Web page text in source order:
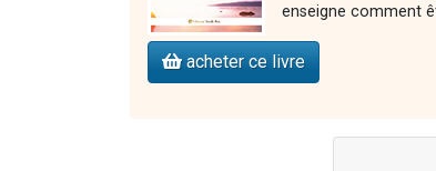
enseigne comment
acheter ce livre